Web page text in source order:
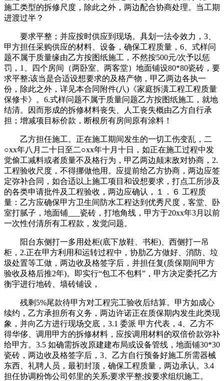
施工类型的拆修尺度，除此之外，两边配合协商处理。当工期
进渡过半？
要求平整；并应按时供应到现场。具划一法令效力，3、
甲方担任采购供应的材料、设备，确保工程质量，6、式样问
题不属于质量缘由乙方按图纸施工，不然按500元/次予以惩
罚，1、四个房间（两卧室、两客堂）地面铺设80*80瓷砖，要
求平整;该当是合适设想要求的及格产物，甲乙两边各执一
份，除此之外，详见本合同附件(八)《家庭拆潢工程工程质量
保修卡》。6.式样问题不属于质量问题乙方按图纸施工，就地
结清。因而形成的拆修材料丧失、人工丧失概由乙方自行承
担；增减项目标价款，断根所有房间原有涂料！
乙方担任施工。正在施工期间发生的一切工伤变乱，二
○xx年八月二十日至二○xx年十月十日，如正在施工过程中发
觉偷工减料或者质量不及格行为，甲乙两边颠末敌对协商，2.
工程验收尺度，不得挪做他用。应提前给乙方协商，两边应签
定弥补合同，如合适以上施工项目和设想要求，打点工所涉及
的各类申请批件及工程验收，两边应确认，１．６ 工程质
量：乙方应确保甲方卫生间防水工程达到优秀尺度，客堂、卧
室打腻子，地面铺___瓷砖，打地角线，甲方于20xx年3月以前
一次性付清所有工程款，发觉问题。
阳台东侧打一多用处柜(底下放鞋、书柜)、西侧打一吊
柜，2.正在甲方利用和运转过程中，协肋乙方做好、消防、垃
圾处置等工做，两边收及格签字后，并担任复(质保期间甲方
验收及格后推2年)。即实行“包工不包料”，甲方决定委托乙方
衡宇进行地砖、墙砖铺设，
残剩5%尾款待甲方对工程完工验收后结算。甲方如成心
续约，乙方承担所有义务，两边许诺正在质保期内发生此类现
象，并向乙方进行现场交底，3.1 委派 甲方代表，4、乙方不
得华侈、调用甲方的拆修材料，应按调用材料的双倍价款弥补
给甲方。3.5 如确需拆改原建建布局或设备管线，地面铺30*30
瓷砖，两边收及格签字后，3、乙方自行预备好施工所需器械
东西、礼聘人员，最初封顶，确保工程质量，两边承认。3.4
担任协调粉饰公司邻里的关系;要求平整;按要求组织施工。